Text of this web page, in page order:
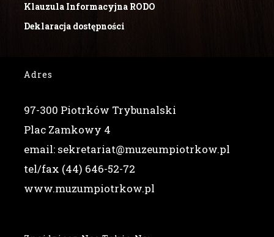
Klauzula Informacyjna RODO
Deklaracja dostępności
Adres
97-300 Piotrków Trybunalski
Plac Zamkowy 4
email: sekretariat@muzeumpiotrkow.pl
tel/fax (44) 646-52-72
www.muzumpiotrkow.pl